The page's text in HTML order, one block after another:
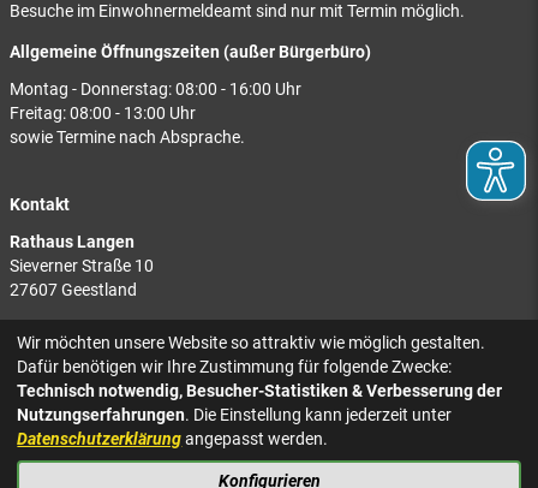
Besuche im Einwohnermeldeamt sind nur mit Termin möglich.
Allgemeine Öffnungszeiten (außer Bürgerbüro)
Montag - Donnerstag: 08:00 - 16:00 Uhr
Freitag: 08:00 - 13:00 Uhr
sowie Termine nach Absprache.
Kontakt
Rathaus Langen
Sieverner Straße 10
27607 Geestland
Rathaus Bad Bederkesa
Am Markt 8
27624 Geestland
Tel.: 04743 937-2300
Wir möchten unsere Website so attraktiv wie möglich gestalten.
Dafür benötigen wir Ihre Zustimmung für folgende Zwecke:
Technisch notwendig, Besucher-Statistiken & Verbesserung der
Nutzungserfahrungen. Die Einstellung kann jederzeit unter
Datenschutzerklärungangepasst werden.
Konfigurieren